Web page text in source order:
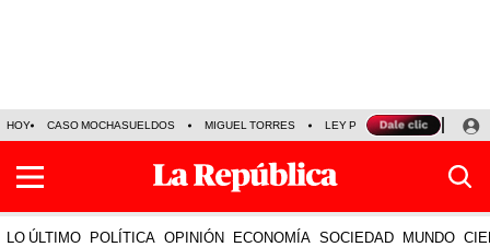
HOY CASO MOCHASUELDOS MIGUEL TORRES LEY PULPÍN PRECIO DEL
LO ÚLTIMO POLÍTICA OPINIÓN ECONOMÍA SOCIEDAD MUNDO